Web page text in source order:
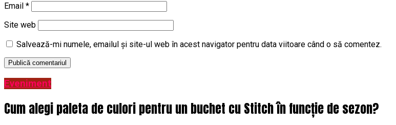
Email *
Site web
Salvează-mi numele, emailul și site-ul web în acest navigator pentru data viitoare când o să comentez.
Eveniment
Cum alegi paleta de culori pentru un buchet cu Stitch în funcție de sezon?